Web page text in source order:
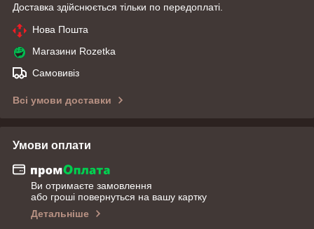
Доставка здійснюється тільки по передоплаті.
Нова Пошта
Магазини Rozetka
Самовивіз
Всі умови доставки
Умови оплати
Ви отримаєте замовлення
або гроші повернуться на вашу картку
Детальніше